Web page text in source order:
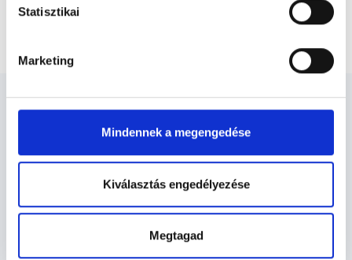
Statisztikai
Marketing
Mindennek a megengedése
Kiválasztás engedélyezése
Megtagad
Pszichológus Budapest, VI.
kerület - Pszichológia